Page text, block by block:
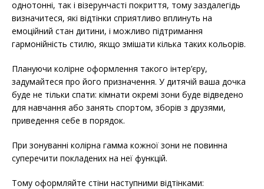
однотонні, так і візерунчасті покриття, тому заздалегідь
визначитеся, які відтінки сприятливо вплинуть на
емоційний стан дитини, і можливо підтримання
гармонійність стилю, якщо змішати кілька таких кольорів.
Плануючи колірне оформлення такого інтер’єру,
задумайтеся про його призначення. У дитячій ваша дочка
буде не тільки спати: кімнати окремі зони буде відведено
для навчання або занять спортом, зборів з друзями,
приведення себе в порядок.
При зонуванні колірна гамма кожної зони не повинна
суперечити покладених на неї функцій.
Тому оформляйте стіни наступними відтінками: